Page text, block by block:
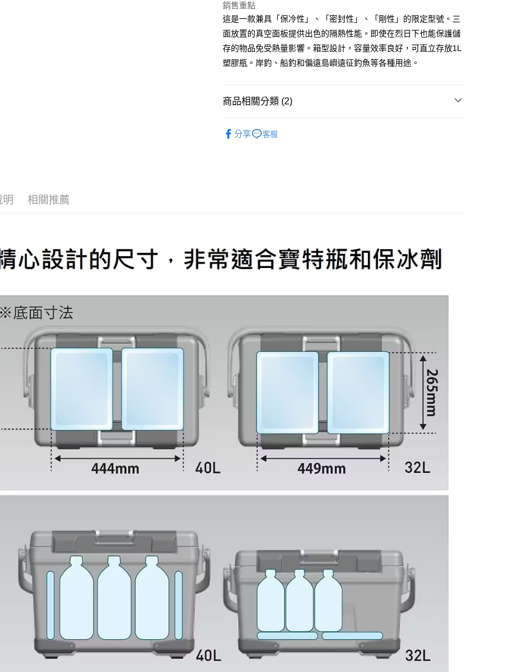
聯邦商業銀行
元大商業銀行
永豐商業銀行
玉山商業銀行
星展（台灣）商業銀行
台新國際商業銀行
中國信託商業銀行
匯豐（台灣）商業銀行
聯邦商業銀行
遠東國際商業銀行
元大商業銀行
永豐商業銀行
玉山商業銀行
星展（台灣）商業銀行
台新國際商業銀行
中國信託商業銀行
Google Pay
全盈+PAY
ATM付款
運送方式
每筆NT$100，滿NT$1,000(含以上)免運費
銷售重點
這是一款兼具「保冷性」、「密封性」、「剛性」的限定型號。三
面放置的真空面板提供出色的隔熱性能。即使在烈日下也能保護儲
存的物品免受熱量影響。箱型設計，容量效率良好，可直立存放1L
塑膠瓶。岸釣、船釣和偏遠島嶼遠征釣魚等各種用途。
商品相關分類 (2)
分享 客服
明 相關推薦